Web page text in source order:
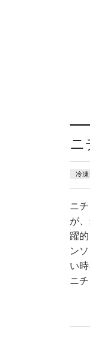
ニ
冷
ニ
が
躍
ン
い
ニ